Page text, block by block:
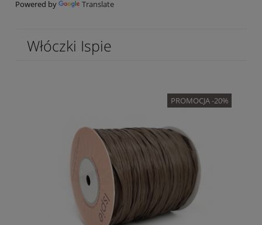
Powered by Translate
Włóczki Ispie
PROMOCJA -20%